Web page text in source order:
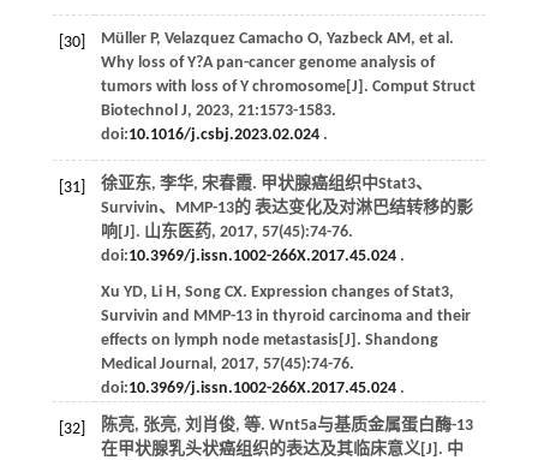
[30] Müller P, Velazquez Camacho O, Yazbeck AM, et al .
Why loss of Y?A pan-cancer genome analysis of
tumors with loss of Y chromosome[J]. Comput Struct
Biotechnol J, 2023, 21:1573-1583.
doi:10.1016/j.csbj.2023.02.024.
[31]
徐亚东, 李华, 宋春霞. 甲状腺癌组织中Stat3、
Survivin、MMP-13的 表达变化及对淋巴结转移的影
响[J]. 山东医药, 2017, 57(45):74-76.
doi:10.3969/j.issn.1002-266X.2017.45.024.
Xu YD, Li H, Song CX. Expression changes of Stat3,
Survivin and MMP-13 in thyroid carcinoma and their
effects on lymph node metastasis[J]. Shandong
Medical Journal , 2017, 57(45):74-76.
doi:10.3969/j.issn.1002-266X.2017.45.024.
[32] 陈亮, 张亮, 刘肖俊, 等. Wnt5a与基质金属蛋白酶-13
在甲状腺乳头状癌组织的表达及其临床意义[J]. 中